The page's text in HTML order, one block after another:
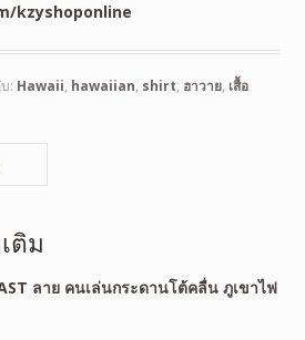
kzyshoponline
: Hawaii, hawaiian, shirt, ฮาวาย, เสื้อ
ติม